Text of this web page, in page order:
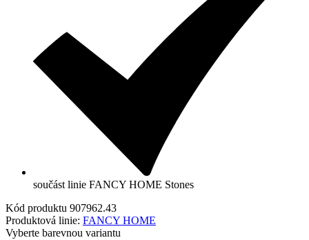
součást linie FANCY HOME Stones
Kód produktu 907962.43
Produktová linie: FANCY HOME
Vyberte barevnou variantu